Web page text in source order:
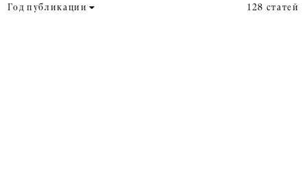
Год публикации 128 статей